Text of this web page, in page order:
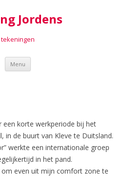
Jordens
tekeningen
Menu Spring
inhoud
een korte werkperiode bij het
in de buurt van Kleve te Duitsland.
werkte een internationale groep
in het pand.
om even uit mijn comfort zone te